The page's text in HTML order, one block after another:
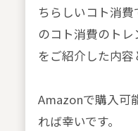
ちらしいコト消
のコト消費のト
をご紹介した内容
Amazonで購入可
れば幸いです。